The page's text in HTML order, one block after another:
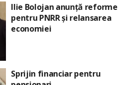
Ilie Bolojan anunță reforme
pentru PNRR și relansarea
economiei
Sprijin financiar pentru